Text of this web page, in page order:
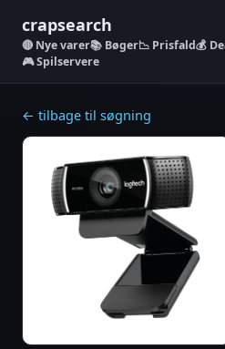
crapsearch
Nye varer📚 Bøger📉 Prisfald💰
🎮 Spilservere
← tilbage til søgning